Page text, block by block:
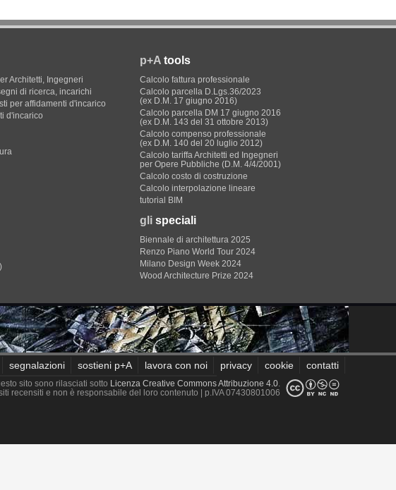
Architetti, Ingegneri
di ricerca, incarichi
per affidamenti d'incarico
d'incarico
p+A tools
Calcolo fattura professionale
Calcolo parcella D.Lgs.36/2023
(ex D.M. 17 giugno 2016)
Calcolo parcella DM 17 giugno 2016
(ex D.M. 143 del 31 ottobre 2013)
Calcolo compenso professionale
(ex D.M. 140 del 20 luglio 2012)
Calcolo tariffa Architetti ed Ingegneri
per Opere Pubbliche (D.M. 4/4/2001)
Calcolo costo di costruzione
Calcolo interpolazione lineare
tutorial BIM
gli speciali
Biennale di architettura 2025
Renzo Piano World Tour 2024
Milano Design Week 2024
Wood Architecture Prize 2024
segnalazioni sostieni p+A lavora con noi privacy cookie contatti
sito sono rilasciati sotto Licenza Creative Commons Attribuzione 4.0.
recensiti e non è responsabile del loro contenuto
| p.IVA 07430801006